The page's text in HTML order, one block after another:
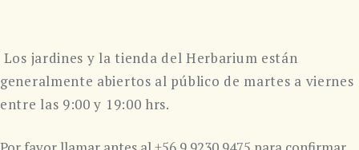
Los jardines y la tienda del Herbarium están
generalmente abiertos al público de martes a viernes
entre las 9:00 y 19:00 hrs.